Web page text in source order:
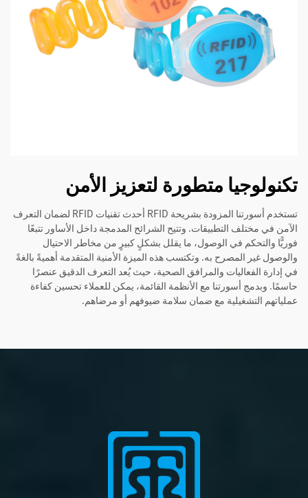
تكنولوجيا متطورة لتعزيز الأمن
تستخدم أسورتنا المزودة بشريحة RFID أحدث تقنيات RFID لضمان التعرف
الآمن في مختلف التطبيقات. وتتيح الشرائح المدمجة داخل الأساور تتبعًا
فوريًّا والتحكم في الوصول، ما يقلل بشكلٍ كبيرٍ من مخاطر الاحتيال
والوصول غير المصرح به. وتكتسب هذه الميزة الأمنية المتقدمة أهميةً بالغةً
في إدارة الفعاليات والمرافق الصحية، حيث يُعد التعرف الدقيق عنصرًا
حاسمًا. وبدمج أسورتنا مع الأنظمة القائمة، يمكن للعملاء تحسين كفاءة
عملياتهم التشغيلية مع ضمان سلامة ضيوفهم أو مرضاهم.